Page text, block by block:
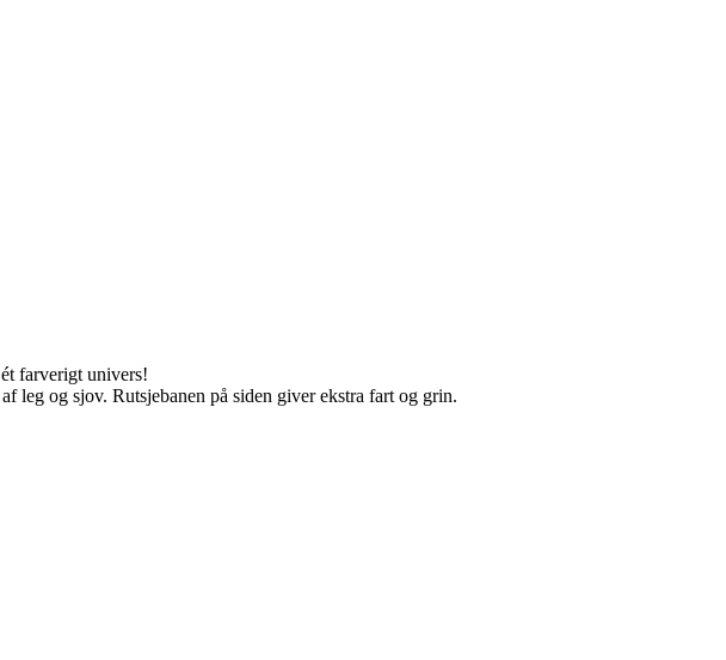
farverigt univers!
leg og sjov. Rutsjebanen på siden giver ekstra fart og grin.